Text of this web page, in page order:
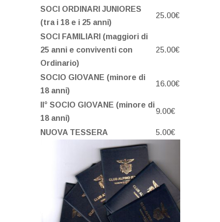
SOCI ORDINARI JUNIORES
(tra i 18 e i 25 anni)
25.00€
SOCI FAMILIARI (maggiori di
25 anni e conviventi con
Ordinario)
25.00€
SOCIO GIOVANE (minore di
18 anni)
16.00€
II° SOCIO GIOVANE (minore di
18 anni)
9.00€
NUOVA TESSERA 5.00€